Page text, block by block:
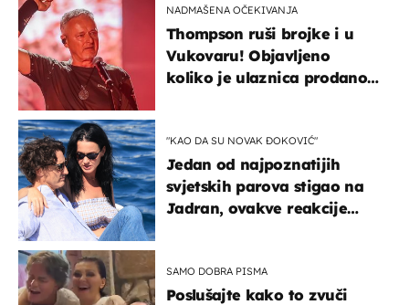
NADMAŠENA OČEKIVANJA
Thompson ruši brojke i u
Vukovaru! Objavljeno
koliko je ulaznica prodano
"KAO DA SU NOVAK ĐOKOVIĆ"
Jedan od najpoznatijih
svjetskih parova stigao na
Jadran, ovakve reakcije
SAMO DOBRA PISMA
Poslušajte kako to zvuči